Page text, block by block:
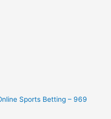
Sports Betting – 969